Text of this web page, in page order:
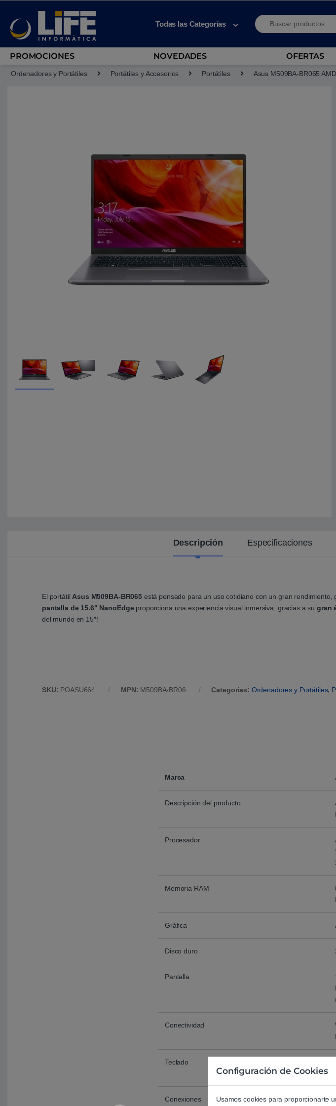
Todas las Categorías
Search for:
PROMOCIONES NOVEDADES OFERTAS
Ordenadores y Portátiles Portátiles y Accesorios Portátiles Asus M509BA-BR065
Descripción Especificaciones
El portátil Asus M509BA-BR065está pensado para un uso cotidiano con un gran rendimiento,
pantalla de 15.6" NanoEdgeproporciona una experiencia visual inmersiva, gracias a su gran
del mundo en 15″!
SKU: POASU664 MPN: M509BA-BR06 Categorías: Ordenadores y Portátiles,
Marca
Descripción del producto
Procesador
Memoria RAM
Gráfica
Disco duro
Pantalla
Conectividad
Teclado
Conexiones
Configuración de Cookies
Usamos cookies para proporcionarte